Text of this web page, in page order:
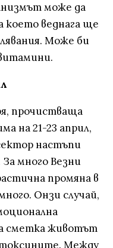
може да
което веднага ще
Може би
прочистваща
на 21-23 април,
настъпи
много Везни
промяна в
Онзи случай,
сметка животът
токсините. Между